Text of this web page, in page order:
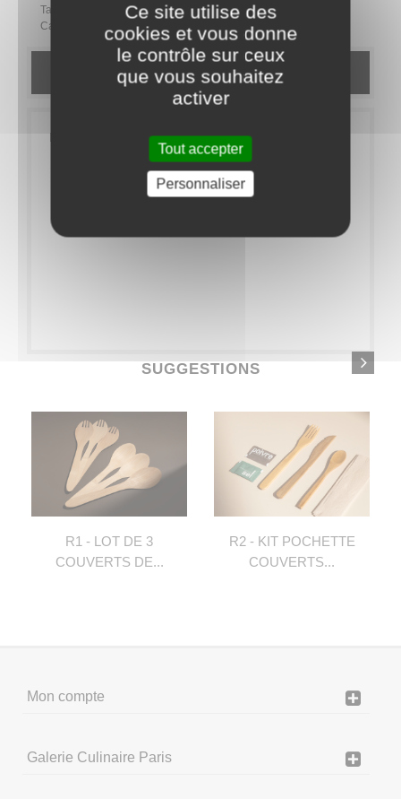
Tags:
Catégorie
EXTRAS Accessoires
DESCRIPTION
Lot de 10 flûtes à champagne cristal - 14cl
SUGGESTIONS
R1 - LOT DE 3
COUVERTS DE...
R2 - KIT POCHETTE
COUVERTS...
Mon compte
Galerie Culinaire Paris
Ce site utilise des
cookies et vous donne
le contrôle sur ceux
que vous souhaitez
activer
Tout accepter
Personnaliser